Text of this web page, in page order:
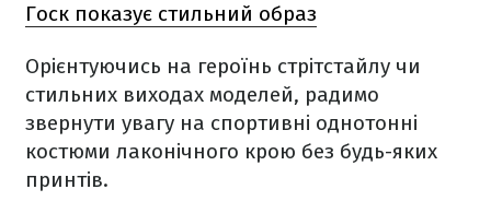
Госк показує стильний образ
Орієнтуючись на героїнь стрітстайлу чи
стильних виходах моделей, радимо
звернути увагу на спортивні однотонні
костюми лаконічного крою без будь-яких
принтів.